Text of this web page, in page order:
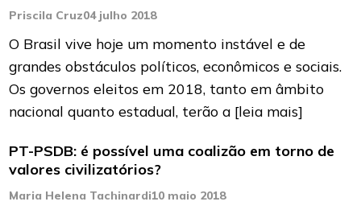
Priscila Cruz04 julho 2018
O Brasil vive hoje um momento instável e de
grandes obstáculos políticos, econômicos e sociais.
Os governos eleitos em 2018, tanto em âmbito
nacional quanto estadual, terão a [leia mais]
PT-PSDB: é possível uma coalizão em torno de
valores civilizatórios?
Maria Helena Tachinardi10 maio 2018